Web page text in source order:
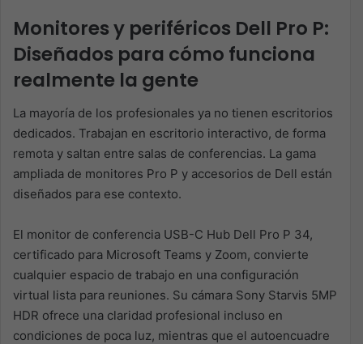
Monitores y periféricos Dell Pro P:
Diseñados para cómo funciona
realmente la gente
La mayoría de los profesionales ya no tienen escritorios
dedicados. Trabajan en escritorio interactivo, de forma
remota y saltan entre salas de conferencias. La gama
ampliada de monitores Pro P y accesorios de Dell están
diseñados para ese contexto.
El monitor de conferencia USB-C Hub Dell Pro P 34,
certificado para Microsoft Teams y Zoom, convierte
cualquier espacio de trabajo en una configuración
virtual lista para reuniones. Su cámara Sony Starvis 5MP
HDR ofrece una claridad profesional incluso en
condiciones de poca luz, mientras que el autoencuadre